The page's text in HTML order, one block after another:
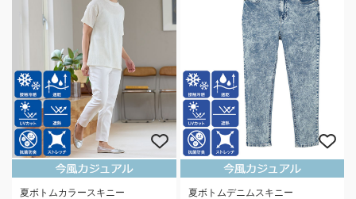
夏ボトムカラースキニー 夏ボトムデニムスキニー